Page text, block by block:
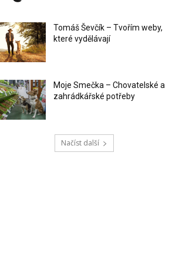
Tomáš Ševčík – Tvořím weby,
které vydělávají
Moje Smečka – Chovatelské a
zahrádkářské potřeby
Načíst další